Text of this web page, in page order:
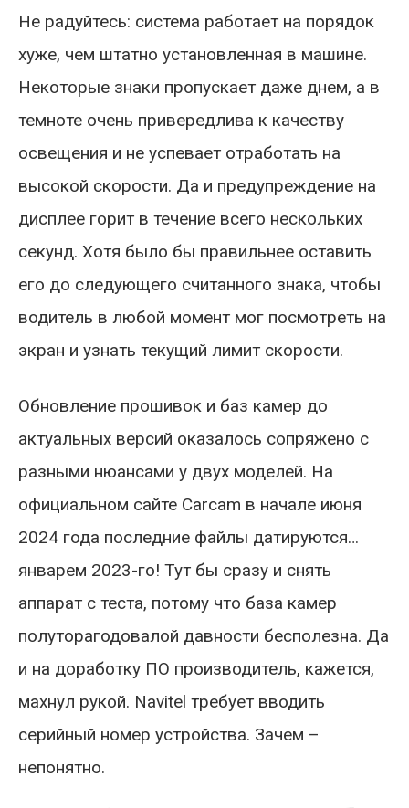
Не радуйтесь: система работает на порядок
хуже, чем штатно установленная в машине.
Некоторые знаки пропускает даже днем, а в
темноте очень привередлива к качеству
освещения и не успевает отработать на
высокой скорости. Да и предупреждение на
дисплее горит в течение всего нескольких
секунд. Хотя было бы правильнее оставить
его до следующего считанного знака, чтобы
водитель в любой момент мог посмотреть на
экран и узнать текущий лимит скорости.
Обновление прошивок и баз камер до
актуальных версий оказалось сопряжено с
разными нюансами у двух моделей. На
официальном сайте Carcam в начале июня
2024 года последние файлы датируются…
январем 2023-го! Тут бы сразу и снять
аппарат с теста, потому что база камер
полуторагодовалой давности бесполезна. Да
и на доработку ПО производитель, кажется,
махнул рукой. Navitel требует вводить
серийный номер устройства. Зачем –
непонятно.